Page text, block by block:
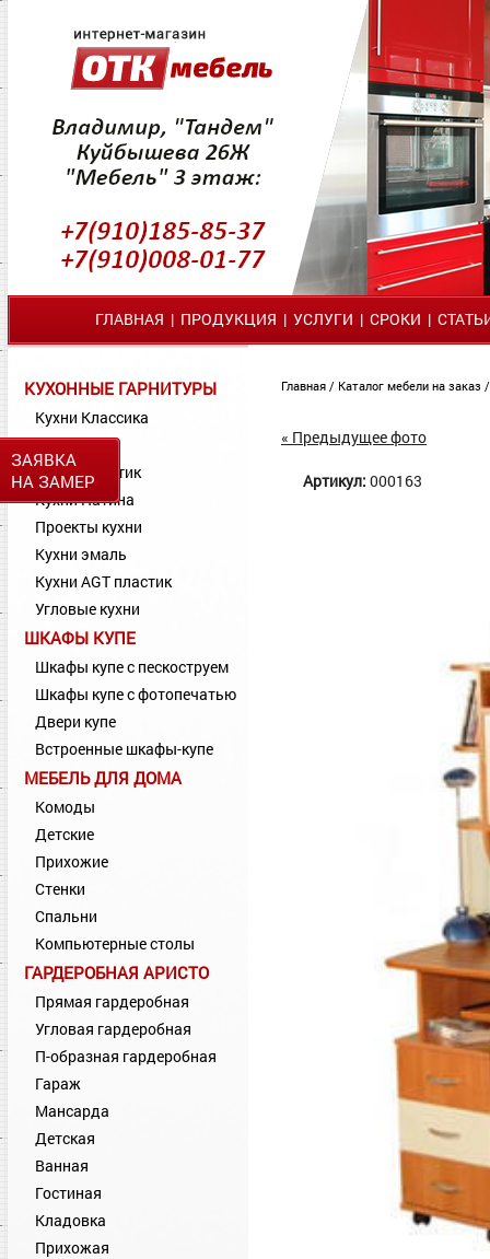
ЗАЯВКА
НА ЗАМЕР
ГЛАВНАЯ | ПРОДУКЦИЯ | УСЛУГИ | СРОКИ |
КУХОННЫЕ ГАРНИТУРЫ
Кухни Классика
Кухни МДФ
Кухни Пластик
Кухни Патина
Проекты кухни
Кухни эмаль
Кухни AGT пластик
Угловые кухни
ШКАФЫ КУПЕ
Шкафы купе с пескоструем
Шкафы купе с фотопечатью
Двери купе
Встроенные шкафы-купе
МЕБЕЛЬ ДЛЯ ДОМА
Комоды
Детские
Прихожие
Стенки
Спальни
Компьютерные столы
ГАРДЕРОБНАЯ АРИСТО
Прямая гардеробная
Угловая гардеробная
П-образная гардеробная
Гараж
Мансарда
Детская
Ванная
Гостиная
Кладовка
Прихожая
Главная / Каталог мебели на заказ
« Предыдущее фото
Артикул: 000163